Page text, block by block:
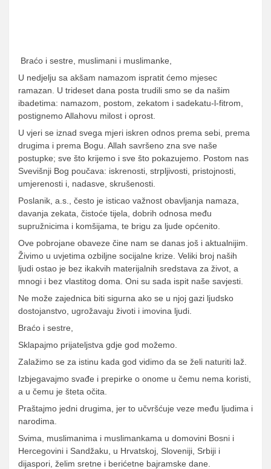
Braćo i sestre, muslimani i muslimanke,
U nedjelju sa akšam namazom ispratit ćemo mjesec
ramazan. U trideset dana posta trudili smo se da našim
ibadetima: namazom, postom, zekatom i sadekatu-l-fitrom,
postignemo Allahovu milost i oprost.
U vjeri se iznad svega mjeri iskren odnos prema sebi, prema
drugima i prema Bogu. Allah savršeno zna sve naše
postupke; sve što krijemo i sve što pokazujemo. Postom nas
Svevišnji Bog poučava: iskrenosti, strpljivosti, pristojnosti,
umjerenosti i, nadasve, skrušenosti.
Poslanik, a.s., često je isticao važnost obavljanja namaza,
davanja zekata, čistoće tijela, dobrih odnosa među
supružnicima i komšijama, te brigu za ljude općenito.
Ove pobrojane obaveze čine nam se danas još i aktualnijim.
Živimo u uvjetima ozbiljne socijalne krize. Veliki broj naših
ljudi ostao je bez ikakvih materijalnih sredstava za život, a
mnogi i bez vlastitog doma. Oni su sada ispit naše savjesti.
Ne može zajednica biti sigurna ako se u njoj gazi ljudsko
dostojanstvo, ugrožavaju životi i imovina ljudi.
Braćo i sestre,
Sklapajmo prijateljstva gdje god možemo.
Zalažimo se za istinu kada god vidimo da se želi naturiti laž.
Izbjegavajmo svađe i prepirke o onome u čemu nema koristi,
a u čemu je šteta očita.
Praštajmo jedni drugima, jer to učvršćuje veze među ljudima i
narodima.
Svima, muslimanima i muslimankama u domovini Bosni i
Hercegovini i Sandžaku, u Hrvatskoj, Sloveniji, Srbiji i
dijaspori, želim sretne i berićetne bajramske dane.